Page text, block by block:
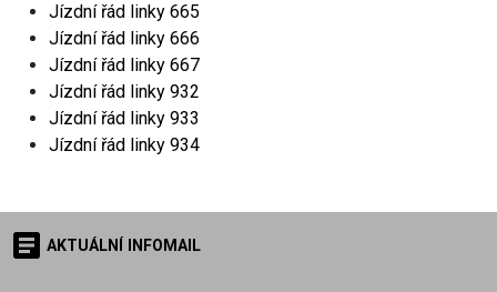
Jízdní řád linky 665
Jízdní řád linky 666
Jízdní řád linky 667
Jízdní řád linky 932
Jízdní řád linky 933
Jízdní řád linky 934
AKTUÁLNÍ INFOMAIL